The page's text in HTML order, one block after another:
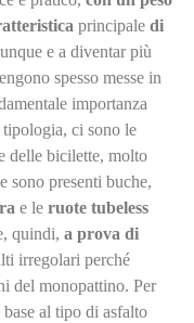
principale di
e a diventar più
spesso messe in
importanza
ci sono le
delle bicilette, molto
sono presenti buche,
e le ruote tubeless
quindi, a prova di
irregolari perché
del monopattino. Per
al tipo di asfalto